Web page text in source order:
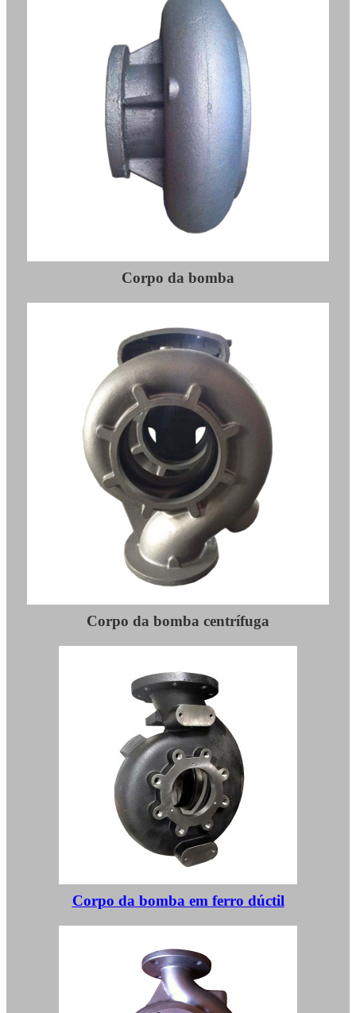
Corpo da bomba
Corpo da bomba centrífuga
Corpo da bomba em ferro dúctil